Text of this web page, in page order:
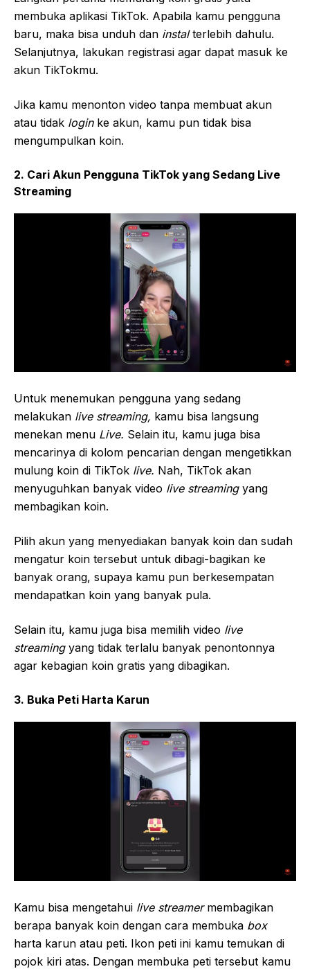
membuka aplikasi TikTok. Apabila kamu pengguna
baru, maka bisa unduh dan instalterlebih dahulu.
Selanjutnya, lakukan registrasi agar dapat masuk ke
akun TikTokmu.
Jika kamu menonton video tanpa membuat akun
atau tidak login ke akun, kamu pun tidak bisa
mengumpulkan koin.
2. Cari Akun Pengguna TikTok yang Sedang Live
Streaming
Untuk menemukan pengguna yang sedang
melakukan live streaming, kamu bisa langsung
menekan menu Live. Selain itu, kamu juga bisa
mencarinya di kolom pencarian dengan mengetikkan
mulung koin di TikTok live. Nah, TikTok akan
menyuguhkan banyak video live streaming yang
membagikan koin.
Pilih akun yang menyediakan banyak koin dan sudah
mengatur koin tersebut untuk dibagi-bagikan ke
banyak orang, supaya kamu pun berkesempatan
mendapatkan koin yang banyak pula.
Selain itu, kamu juga bisa memilih video live
streaming yang tidak terlalu banyak penontonnya
agar kebagian koin gratis yang dibagikan.
3. Buka Peti Harta Karun
Kamu bisa mengetahui live streamer membagikan
berapa banyak koin dengan cara membuka box
harta karun atau peti. Ikon peti ini kamu temukan di
pojok kiri atas. Dengan membuka peti tersebut kamu